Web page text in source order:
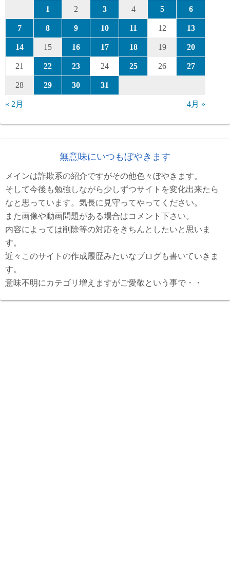
1 2 3 4 5 6
7 8 9 10 11 12 13
14 15 16 17 18 19 20
21 22 23 24 25 26 27
28 29 30 31
« 2月 4月 »
無意味にいつもぼやきます
メインは詐欺系の紹介ですがその他色々ぼやきます。
そして今後も勉強しながら少しずつサイトを変化出来たら
なと思っています。気長に見守ってやってください。
また画像や動画問題がある場合はコメント下さい。
内容によっては削除等の対応をきちんとしたいと思いま
す。
近々このサイトの作成履歴みたいなブログも書いていきま
す。
意味不明にカテゴリ増えますがご愛敬という事で・・